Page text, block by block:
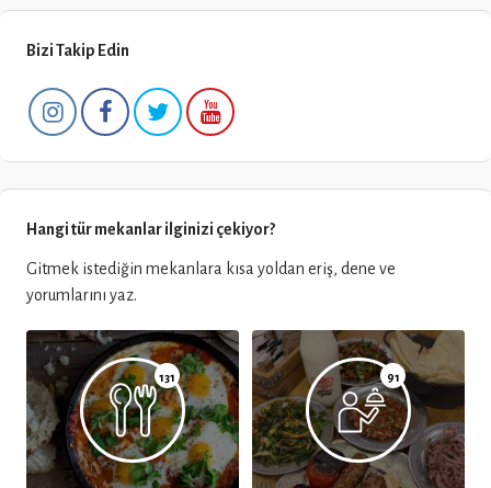
Bizi Takip Edin
Hangi tür mekanlar ilginizi çekiyor?
Gitmek istediğin mekanlara kısa yoldan eriş, dene ve
yorumlarını yaz.
131 91